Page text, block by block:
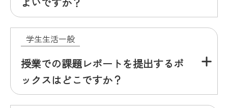
よいですか？
学生生活一般
授業での課題レポートを提出するボ
ックスはどこですか？